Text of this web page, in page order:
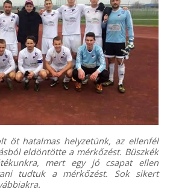
öt hatalmas helyzetünk, az ellenfél
eldöntötte a mérkőzést. Büszkék
mert egy jó csapat ellen
tudtuk a mérkőzést. Sok sikert